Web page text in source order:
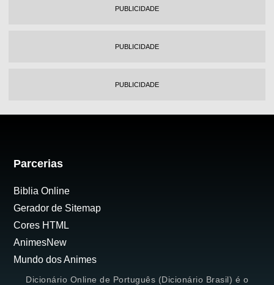
PUBLICIDADE
PUBLICIDADE
PUBLICIDADE
Parcerias
Biblia Online
Gerador de Sitemap
Cores HTML
AnimesNew
Mundo dos Animes
Dicionário Online de Português (Dicionário Brasil) é o